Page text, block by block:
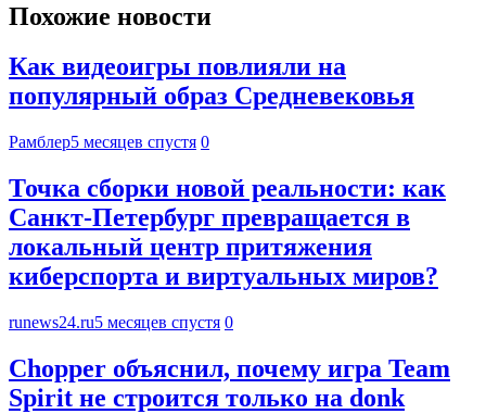
Похожие новости
Как видеоигры повлияли на
популярный образ Средневековья
Рамблер5 месяцев спустя 0
Точка сборки новой реальности: как
Санкт-Петербург превращается в
локальный центр притяжения
киберспорта и виртуальных миров?
runews24.ru5 месяцев спустя 0
Chopper объяснил, почему игра Team
Spirit не строится только на donk